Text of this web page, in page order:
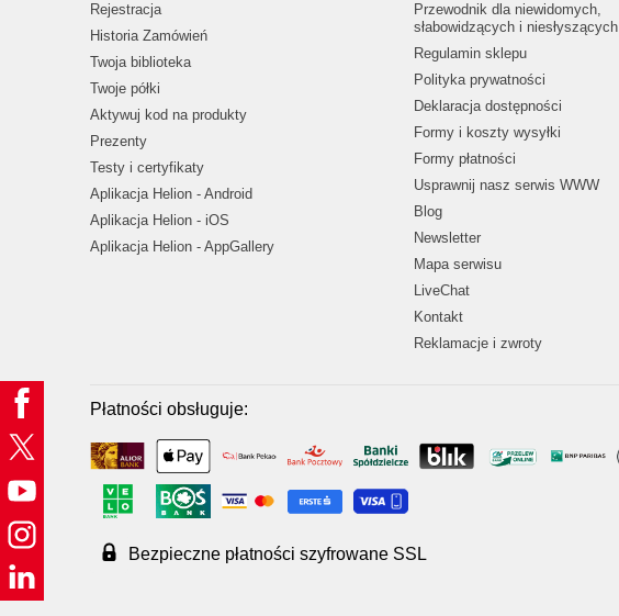
Rejestracja
Historia Zamówień
Twoja biblioteka
Twoje półki
Aktywuj kod na produkty
Prezenty
Testy i certyfikaty
Aplikacja Helion - Android
Aplikacja Helion - iOS
Aplikacja Helion - AppGallery
Przewodnik dla niewidomych,
słabowidzących i niesłyszących
Regulamin sklepu
Polityka prywatności
Deklaracja dostępności
Formy i koszty wysyłki
Formy płatności
Usprawnij nasz serwis WWW
Blog
Newsletter
Mapa serwisu
LiveChat
Kontakt
Reklamacje i zwroty
Płatności obsługuje:
Bezpieczne płatności szyfrowane SSL